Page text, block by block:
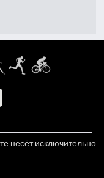
несёт исключительно